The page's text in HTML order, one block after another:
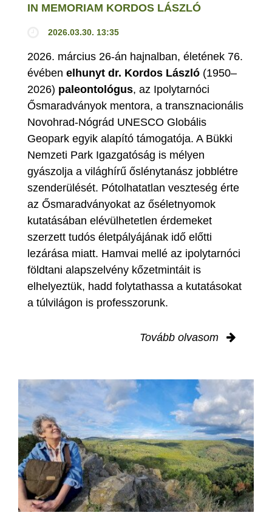
IN MEMORIAM KORDOS LÁSZLÓ
2026.03.30. 13:35
2026. március 26-án hajnalban, életének 76.
évében elhunyt dr. Kordos László (1950–
2026) paleontológus, az Ipolytarnóci
Ősmaradványok mentora, a transznacionális
Novohrad-Nógrád UNESCO Globális
Geopark egyik alapító támogatója. A Bükki
Nemzeti Park Igazgatóság is mélyen
gyászolja a világhírű őslénytanász jobblétre
szenderülését. Pótolhatatlan veszteség érte
az Ősmaradványokat az őséletnyomok
kutatásában elévülhetetlen érdemeket
szerzett tudós életpályájának idő előtti
lezárása miatt. Hamvai mellé az ipolytarnóci
földtani alapszelvény kőzetmintáit is
elhelyeztük, hadd folytathassa a kutatásokat
a túlvilágon is professzorunk.
Tovább olvasom